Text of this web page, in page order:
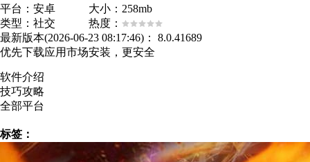
平台：安卓 大小：258mb
类型：社交 热度：
最新版本(2026-06-23 08:17:46)：
8.0.41689
优先下载应用市场安装，更安全
软件介绍
技巧攻略
全部平台
标签：